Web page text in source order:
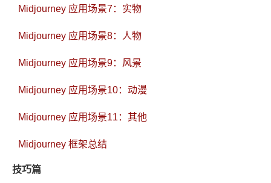
Midjourney 应用场景7：实物
Midjourney 应用场景8：人物
Midjourney 应用场景9：风景
Midjourney 应用场景10：动漫
Midjourney 应用场景11：其他
Midjourney 框架总结
技巧篇